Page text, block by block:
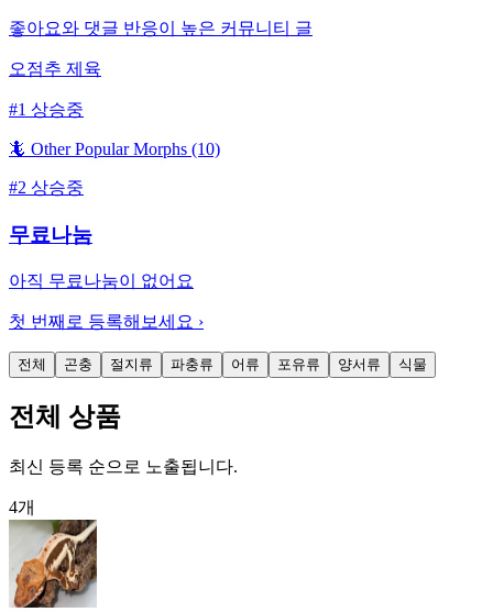
좋아요와 댓글 반응이 높은 커뮤니티 글
오점추 제육
#1 상승중
🦎 Other Popular Morphs (10)
#2 상승중
무료나눔
아직 무료나눔이 없어요
첫 번째로 등록해보세요 ›
전체 곤충 절지류 파충류 어류 포유류 양서류 식물
전체 상품
최신 등록 순으로 노출됩니다.
4개